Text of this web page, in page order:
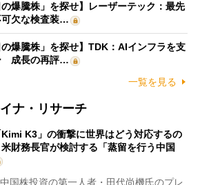
の爆騰株」を探せ】レーザーテック：最先
可欠な検査装…
の爆騰株」を探せ】TDK：AIインフラを支
成長の再評…
一覧を見る
ナ・リサーチ
K3」の衝撃に世界はどう対応するの
財務長官が検討する「蒸留を行う中国
国株投資の第一人者・田代尚機氏のプレ